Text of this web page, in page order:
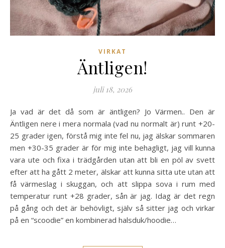
VIRKAT
Äntligen!
juli 18, 2026
Ja vad är det då som är äntligen? Jo Värmen.. Den är
Äntligen nere i mera normala (vad nu normalt är) runt +20-
25 grader igen, förstå mig inte fel nu, jag älskar sommaren
men +30-35 grader är för mig inte behagligt, jag vill kunna
vara ute och fixa i trädgården utan att bli en pöl av svett
efter att ha gått 2 meter, älskar att kunna sitta ute utan att
få värmeslag i skuggan, och att slippa sova i rum med
temperatur runt +28 grader, sån är jag. Idag är det regn
på gång och det är behövligt, själv så sitter jag och virkar
på en “scoodie” en kombinerad halsduk/hoodie…